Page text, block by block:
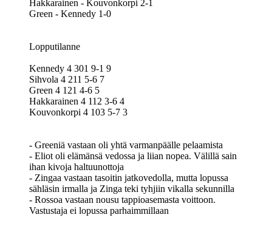
Hakkarainen - Kouvonkorpi 2-1
Green - Kennedy 1-0
Lopputilanne
Kennedy 4 301 9-1 9
Sihvola 4 211 5-6 7
Green 4 121 4-6 5
Hakkarainen 4 112 3-6 4
Kouvonkorpi 4 103 5-7 3
- Greeniä vastaan oli yhtä varmanpäälle pelaamista
- Eliot oli elämänsä vedossa ja liian nopea. Välillä sain
ihan kivoja haltuunottoja
- Zingaa vastaan tasoitin jatkovedolla, mutta lopussa
sähläsin irmalla ja Zinga teki tyhjiin vikalla sekunnilla
- Rossoa vastaan nousu tappioasemasta voittoon.
Vastustaja ei lopussa parhaimmillaan